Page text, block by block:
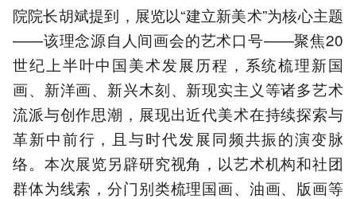
院院长胡斌提到，展览以“建立新美术”为核心主题
——该理念源自人间画会的艺术口号——聚焦20
世纪上半叶中国美术发展历程，系统梳理新国
画、新洋画、新兴木刻、新现实主义等诸多艺术
流派与创作思潮，展现出近代美术在持续探索与
革新中前行，且与时代发展同频共振的演变脉
络。本次展览另辟研究视角，以艺术机构和社团
群体为线索，分门别类梳理国画、油画、版画等